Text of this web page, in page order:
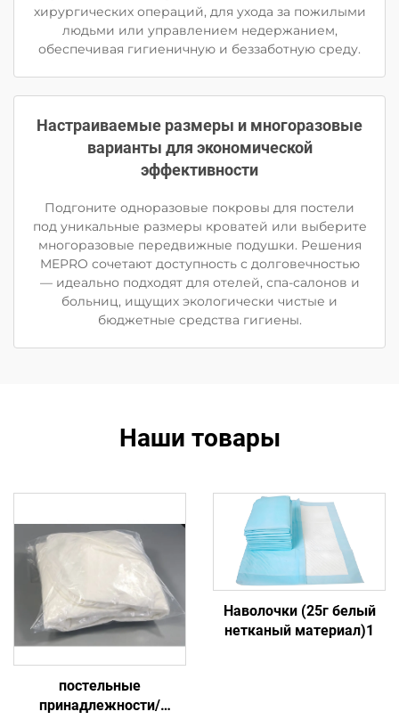
хирургических операций, для ухода за пожилыми
людьми или управлением недержанием,
обеспечивая гигиеничную и беззаботную среду.
Настраиваемые размеры и многоразовые
варианты для экономической
эффективности
Подгоните одноразовые покровы для постели
под уникальные размеры кроватей или выберите
многоразовые передвижные подушки. Решения
MEPRO сочетают доступность с долговечностью
— идеально подходят для отелей, спа-салонов и
больниц, ищущих экологически чистые и
бюджетные средства гигиены.
Наши товары
постельные
принадлежности/
Наволочки (25г белый
нетканый материал)1